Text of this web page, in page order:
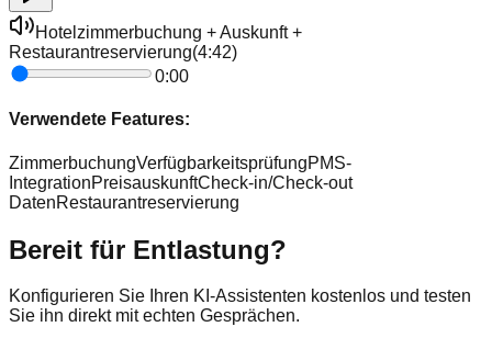
Hotelzimmerbuchung + Auskunft +
Restaurantreservierung(4:42)
0:00
Verwendete Features:
ZimmerbuchungVerfügbarkeitsprüfungPMS-
IntegrationPreisauskunftCheck-in/Check-out
DatenRestaurantreservierung
Bereit für Entlastung?
Konfigurieren Sie Ihren KI-Assistenten kostenlos und testen
Sie ihn direkt mit echten Gesprächen.